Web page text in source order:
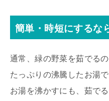
簡単・時短にするな
通常、緑の野菜を茹でる
たっぷりの沸騰したお湯
お湯を沸かすにも、茹で